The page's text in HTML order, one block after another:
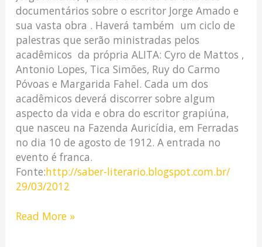
documentários sobre o escritor Jorge Amado e
sua vasta obra . Haverá também um ciclo de
palestras que serão ministradas pelos
acadêmicos da própria ALITA: Cyro de Mattos ,
Antonio Lopes, Tica Simões, Ruy do Carmo
Póvoas e Margarida Fahel. Cada um dos
acadêmicos deverá discorrer sobre algum
aspecto da vida e obra do escritor grapiúna,
que nasceu na Fazenda Auricídia, em Ferradas
no dia 10 de agosto de 1912. A entrada no
evento é franca.
Fonte:http://saber-literario.blogspot.com.br/
29/03/2012
Read More »